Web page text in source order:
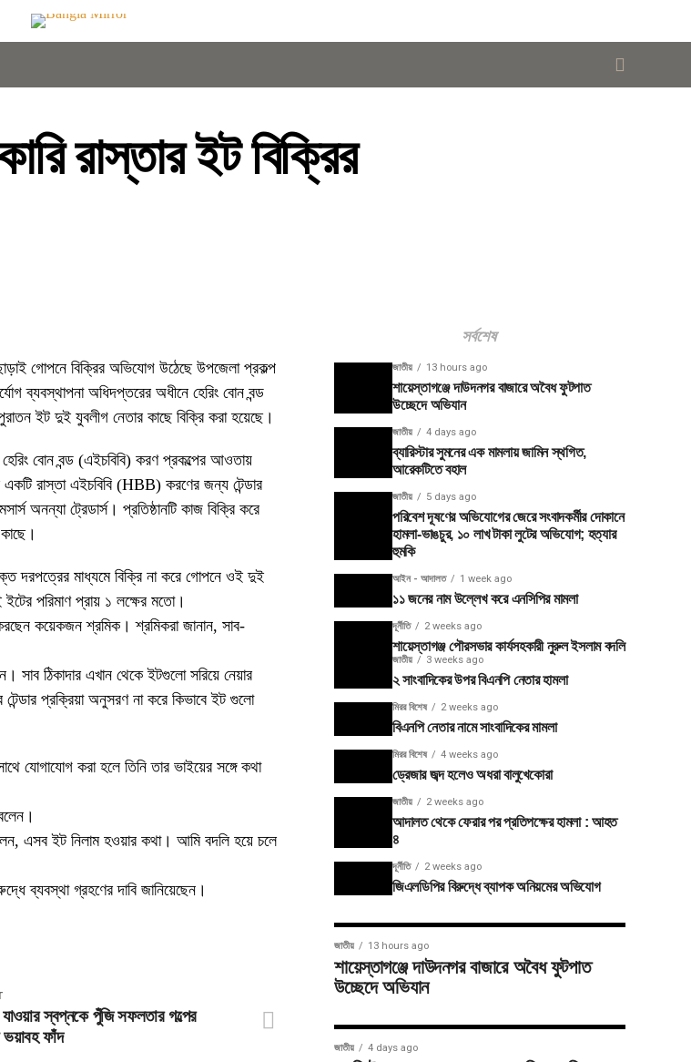
রাস্তার ইট বিক্রির
গোপনে বিক্রির অভিযোগ উঠেছে উপজেলা প্রকল্প
ব্যবস্থাপনা অধিদপ্তরের অধীনে হেরিং বোন বন্ড
ইট দুই যুবলীগ নেতার কাছে বিক্রি করা হয়েছে।
বোন বন্ড (এইচবিবি) করণ প্রকল্পের আওতায়
একটি রাস্তা এইচবিবি (HBB) করণের জন্য টেন্ডার
অনন্যা ট্রেডার্স। প্রতিষ্ঠানটি কাজ বিক্রি করে
দরপত্রের মাধ্যমে বিক্রি না করে গোপনে ওই দুই
ইটের পরিমাণ প্রায় ১ লক্ষের মতো।
কয়েকজন শ্রমিক। শ্রমিকরা জানান, সাব-
সাব ঠিকাদার এখান থেকে ইটগুলো সরিয়ে নেয়ার
প্রক্রিয়া অনুসরণ না করে কিভাবে ইট গুলো
যোগাযোগ করা হলে তিনি তার ভাইয়ের সঙ্গে কথা
এসব ইট নিলাম হওয়ার কথা। আমি বদলি হয়ে চলে
ব্যবস্থা গ্রহণের দাবি জানিয়েছেন।
স্বপ্নকে পুঁজি সফলতার গল্পের
ফাঁদ
সর্বশেষ
জাতীয় 13 hours ago
শায়েস্তাগঞ্জে দাউদনগর বাজারে অবৈধ ফুটপাত
উচ্ছেদে অভিযান
জাতীয় 4 days ago
ব্যারিস্টার সুমনের এক মামলায় জামিন স্থগিত,
আরেকটিতে বহাল
জাতীয় 5 days ago
পরিবেশ দূষণের অভিযোগের জেরে সংবাদকর্মীর দোকানে
হামলা-ভাঙচুর, ১০ লাখ টাকা লুটের অভিযোগ; হত্যার
হুমকি
আইন - আদালত 1 week ago
১১ জনের নাম উল্লেখ করে এনসিপির মামলা
দূর্নীতি 2 weeks ago
শায়েস্তাগঞ্জ পৌরসভার কার্যসহকারী নুরুল ইসলাম বদলি
জাতীয় 3 weeks ago
২ সাংবাদিকের উপর বিএনপি নেতার হামলা
মিরর বিশেষ 2 weeks ago
বিএনপি নেতার নামে সাংবাদিকের মামলা
মিরর বিশেষ 4 weeks ago
ড্রেজার জব্দ হলেও অধরা বালুখেকোরা
জাতীয় 2 weeks ago
আদালত থেকে ফেরার পর প্রতিপক্ষের হামলা : আহত
৪
দূর্নীতি 2 weeks ago
জিএলডিপির বিরুদ্ধে ব্যাপক অনিয়মের অভিযোগ
জাতীয় 13 hours ago
শায়েস্তাগঞ্জে দাউদনগর বাজারে অবৈধ ফুটপাত
উচ্ছেদে অভিযান
জাতীয় 4 days ago